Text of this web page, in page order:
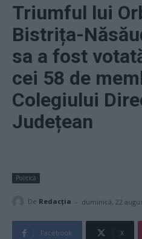
Triumful lui
Bistrița-
sa a fost
cei 58 de
Colegiului
Județean
Politică
De Redacţia - duminică, 22
Facebook X